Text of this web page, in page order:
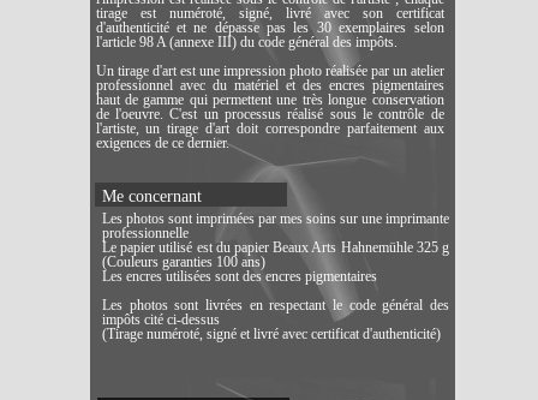
tirage est numéroté, signé, livré avec son certificat
d'authenticité et ne dépasse pas les 30 exemplaires selon
l'article 98 A (annexe III) du code général des impôts.
Un tirage d'art est une impression photo réalisée par un atelier
professionnel avec du matériel et des encres pigmentaires
haut de gamme qui permettent une très longue conservation
de l'oeuvre. C'est un processus réalisé sous le contrôle de
l'artiste, un tirage d'art doit correspondre parfaitement aux
exigences de ce dernier.
Les photos sont imprimées par mes soins sur une imprimante
professionnelle
Le papier utilisé est du papier Beaux Arts Hahnemühle 325 g
(Couleurs garanties 100 ans)
Les encres utilisées sont des encres pigmentaires
Les photos sont livrées en respectant le code général des
impôts cité ci-dessus
(Tirage numéroté, signé et livré avec certificat d'authenticité)
Me concernant